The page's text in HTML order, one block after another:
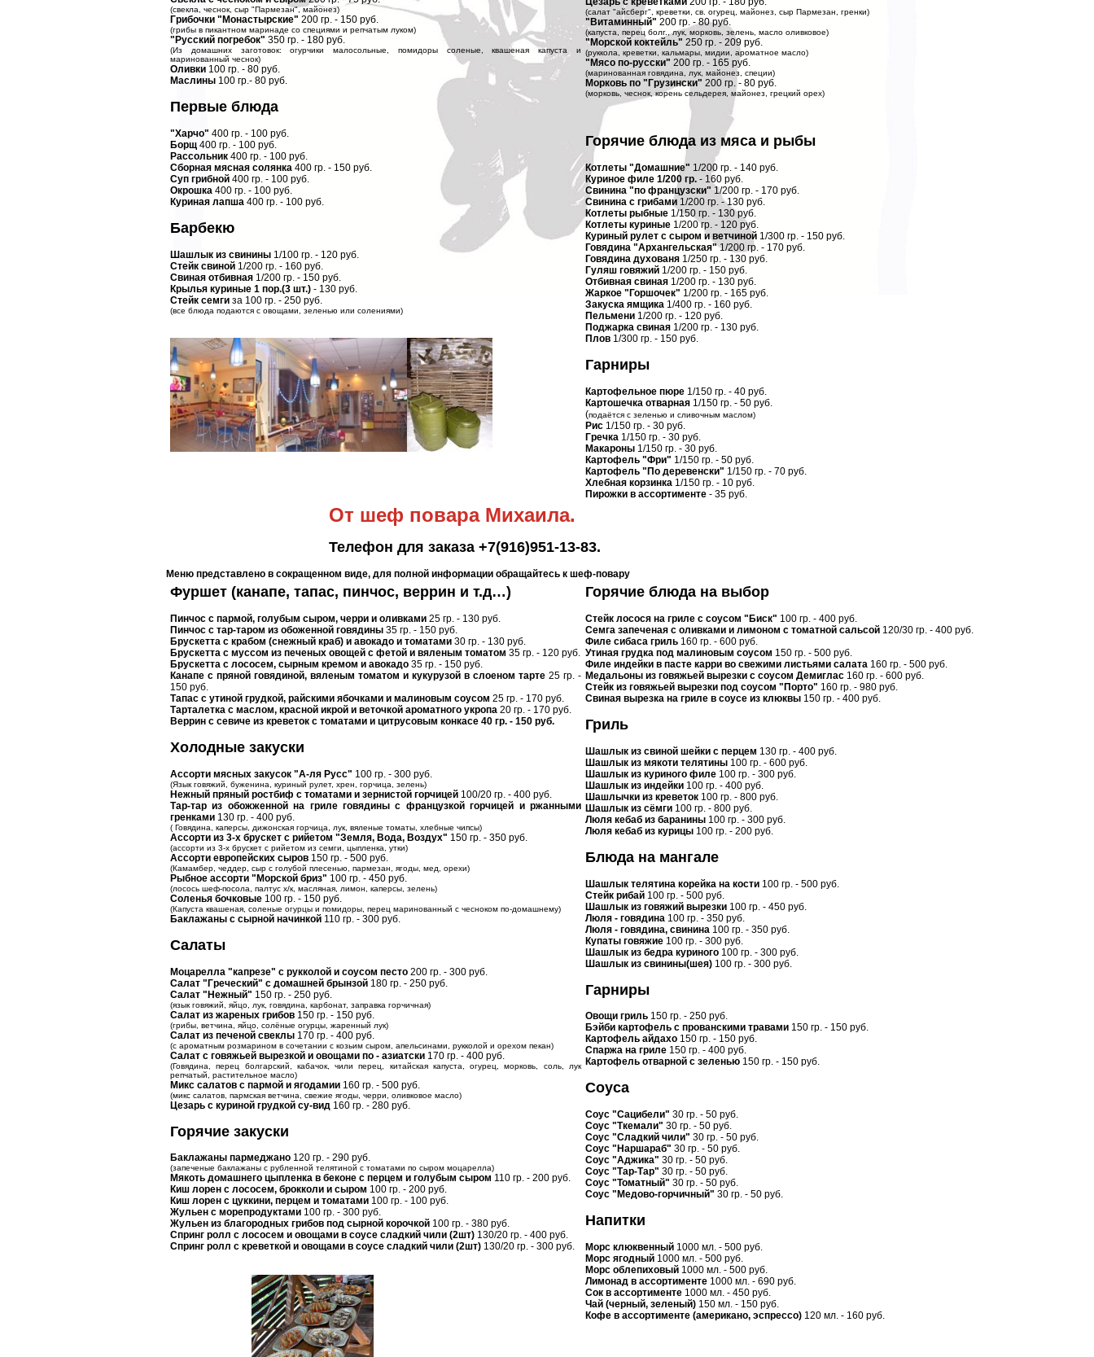
(свекла, чеснок, сыр "Пармезан", майонез)
Грибочки "Монастырские" 200 гр. - 150 руб.
(грибы в пикантном маринаде со специями и репчатым луком)
"Русский погребок" 350 гр. - 180 руб.
(Из домашних заготовок: огурчики малосольные, помидоры соленые, квашеная капуста и
маринованный чеснок)
Оливки 100 гр. - 80 руб.
Маслины 100 гр.- 80 руб.
Первые блюда
"Харчо" 400 гр. - 100 руб.
Борщ 400 гр. - 100 руб.
Рассольник 400 гр. - 100 руб.
Сборная мясная солянка 400 гр. - 150 руб.
Суп грибной 400 гр. - 100 руб.
Окрошка 400 гр. - 100 руб.
Куриная лапша 400 гр. - 100 руб.
Барбекю
Шашлык из свинины 1/100 гр. - 120 руб.
Стейк свиной 1/200 гр. - 160 руб.
Свиная отбивная 1/200 гр. - 150 руб.
Крылья куриные 1 пор.(3 шт.) - 130 руб.
Стейк семги за 100 гр. - 250 руб.
(все блюда подаются с овощами, зеленью или солениями)
(салат "айсберг", креветки, св. огурец, майонез, сыр Пармезан, гренки)
"Витаминный" 200 гр. - 80 руб.
(капуста, перец болг., лук, морковь, зелень, масло оливковое)
"Морской коктейль" 250 гр. - 209 руб.
(руккола, креветки, кальмары, мидии, ароматное масло)
"Мясо по-русски" 200 гр. - 165 руб.
(маринованная говядина, лук, майонез, специи)
Морковь по "Грузински" 200 гр. - 80 руб.
(морковь, чеснок, корень сельдерея, майонез, грецкий орех)
Горячие блюда из мяса и рыбы
Котлеты "Домашние" 1/200 гр. - 140 руб.
Куриное филе 1/200 гр. - 160 руб.
Свинина "по французски" 1/200 гр. - 170 руб.
Свинина с грибами 1/200 гр. - 130 руб.
Котлеты рыбные 1/150 гр. - 130 руб.
Котлеты куриные 1/200 гр. - 120 руб.
Куриный рулет с сыром и ветчиной 1/300 гр. - 150 руб.
Говядина "Архангельская"1/200 гр. - 170 руб.
Говядина духованя 1/250 гр. - 130 руб.
Гуляш говяжий 1/200 гр. - 150 руб.
Отбивная свиная 1/200 гр. - 130 руб.
Жаркое "Горшочек" 1/200 гр. - 165 руб.
Закуска ямщика 1/400 гр. - 160 руб.
Пельмени 1/200 гр. - 120 руб.
Поджарка свиная 1/200 гр. - 130 руб.
Плов 1/300 гр. - 150 руб.
Гарниры
Картофельное пюре 1/150 гр. - 40 руб.
Картошечка отварная 1/150 гр. - 50 руб.
(подаётся с зеленью и сливочным маслом)
Рис 1/150 гр. - 30 руб.
Гречка 1/150 гр. - 30 руб.
Макароны 1/150 гр. - 30 руб.
Картофель "Фри" 1/150 гр. - 50 руб.
Картофель "По деревенски" 1/150 гр. - 70 руб.
Хлебная корзинка 1/150 гр. - 10 руб.
Пирожки в ассортименте - 35 руб.
От шеф повара Михаила.
Телефон для заказа +7(916)951-13-83.
Меню представлено в сокращенном виде, для полной информации обращайтесь к шеф-повару
Фуршет (канапе, тапас, пинчос, веррин и т.д…)
Пинчос с пармой, голубым сыром, черри и оливками 25 гр. - 130 руб.
Пинчос с тар-таром из обоженной говядины 35 гр. - 150 руб.
Брускетта с крабом (снежный краб) и авокадо и томатами 30 гр. - 130 руб.
Брускетта с муссом из печеных овощей с фетой и вяленым томатом 35 гр. - 120 руб.
Брускетта с лососем, сырным кремом и авокадо 35 гр. - 150 руб.
Канапе с пряной говядиной, вяленым томатом и кукурузой в слоеном тарте 25 гр. -
150 руб.
Тапас с утиной грудкой, райскими ябочками и малиновым соусом 25 гр. - 170 руб.
Тарталетка с маслом, красной икрой и веточкой ароматного укропа 20 гр. - 170 руб.
Веррин с севиче из креветок с томатами и цитрусовым конкасе 40 гр. - 150 руб.
Холодные закуски
Ассорти мясных закусок "А-ля Русс" 100 гр. - 300 руб.
(Язык говяжий, буженина, куриный рулет, хрен, горчица, зелень)
Нежный пряный ростбиф с томатами и зернистой горчицей 100/20 гр. - 400 руб.
Тар-тар из обожженной на гриле говядины с французкой горчицей и ржанными
гренками 130 гр. - 400 руб.
( Говядина, каперсы, дижонская горчица, лук, вяленые томаты, хлебные чипсы)
Ассорти из 3-х брускет с рийетом "Земля, Вода, Воздух" 150 гр. - 350 руб.
(ассорти из 3-х брускет с рийетом из семги, цыпленка, утки)
Ассорти европейских сыров 150 гр. - 500 руб.
(Камамбер, чеддер, сыр с голубой плесенью, пармезан, ягоды, мед, орехи)
Рыбное ассорти "Морской бриз" 100 гр. - 450 руб.
(лосось шеф-посола, палтус х/к, масляная, лимон, каперсы, зелень)
Соленья бочковые 100 гр. - 150 руб.
(Капуста квашеная, соленые огурцы и помидоры, перец маринованный с чесноком по-домашнему)
Баклажаны с сырной начинкой 110 гр. - 300 руб.
Салаты
Моцарелла "капрезе" с рукколой и соусом песто 200 гр. - 300 руб.
Салат "Греческий" с домашней брынзой 180 гр. - 250 руб.
Салат "Нежный" 150 гр. - 250 руб.
(язык говяжий, яйцо, лук, говядина, карбонат, заправка горчичная)
Салат из жареных грибов 150 гр. - 150 руб.
(грибы, ветчина, яйцо, солёные огурцы, жаренный лук)
Салат из печеной свеклы 170 гр. - 400 руб.
(с ароматным розмарином в сочетании с козьим сыром, апельсинами, рукколой и орехом пекан)
Салат с говяжьей вырезкой и овощами по - азиатски 170 гр. - 400 руб.
(Говядина, перец болгарский, кабачок, чили перец, китайская капуста, огурец, морковь, соль, лук
репчатый, растительное масло)
Микс салатов с пармой и ягодамии 160 гр. - 500 руб.
(микс салатов, пармская ветчина, свежие ягоды, черри, оливковое масло)
Цезарь с куриной грудкой су-вид 160 гр. - 280 руб.
Горячие закуски
Баклажаны пармеджано 120 гр. - 290 руб.
(запеченые баклажаны с рубленной телятиной с томатами по сыром моцарелла)
Мякоть домашнего цыпленка в беконе с перцем и голубым сыром 110 гр. - 200 руб.
Киш лорен с лососем, брокколи и сыром 100 гр. - 200 руб.
Киш лорен с цуккини, перцем и томатами 100 гр. - 100 руб.
Жульен с морепродуктами 100 гр. - 300 руб.
Жульен из благородных грибов под сырной корочкой 100 гр. - 380 руб.
Спринг ролл с лососем и овощами в соусе сладкий чили (2шт) 130/20 гр. - 400 руб.
Спринг ролл с креветкой и овощами в соусе сладкий чили (2шт) 130/20 гр. - 300 руб.
Горячие блюда на выбор
Стейк лосося на гриле с соусом "Биск" 100 гр. - 400 руб.
Семга запеченая с оливками и лимоном с томатной сальсой 120/30 гр. - 400 руб.
Филе сибаса гриль 160 гр. - 600 руб.
Утиная грудка под малиновым соусом 150 гр. - 500 руб.
Филе индейки в пасте карри во свежими листьями салата 160 гр. - 500 руб.
Медальоны из говяжьей вырезки с соусом Демиглас 160 гр. - 600 руб.
Стейк из говяжьей вырезки под соусом "Порто" 160 гр. - 980 руб.
Свиная вырезка на гриле в соусе из клюквы 150 гр. - 400 руб.
Гриль
Шашлык из свиной шейки с перцем 130 гр. - 400 руб.
Шашлык из мякоти телятины 100 гр. - 600 руб.
Шашлык из куриного филе 100 гр. - 300 руб.
Шашлык из индейки 100 гр. - 400 руб.
Шашлычки из креветок 100 гр. - 800 руб.
Шашлык из сёмги 100 гр. - 800 руб.
Люля кебаб из баранины 100 гр. - 300 руб.
Люля кебаб из курицы 100 гр. - 200 руб.
Блюда на мангале
Шашлык телятина корейка на кости 100 гр. - 500 руб.
Стейк рибай 100 гр. - 500 руб.
Шашлык из говяжий вырезки 100 гр. - 450 руб.
Люля - говядина 100 гр. - 350 руб.
Люля - говядина, свинина 100 гр. - 350 руб.
Купаты говяжие 100 гр. - 300 руб.
Шашлык из бедра куриного 100 гр. - 300 руб.
Шашлык из свинины(шея) 100 гр. - 300 руб.
Гарниры
Овощи гриль 150 гр. - 250 руб.
Бэйби картофель с прованскими травами 150 гр. - 150 руб.
Картофель айдахо 150 гр. - 150 руб.
Спаржа на гриле 150 гр. - 400 руб.
Картофель отварной с зеленью 150 гр. - 150 руб.
Соуса
Соус "Сацибели" 30 гр. - 50 руб.
Соус "Ткемали" 30 гр. - 50 руб.
Соус "Сладкий чили" 30 гр. - 50 руб.
Соус "Наршараб" 30 гр. - 50 руб.
Соус "Аджика" 30 гр. - 50 руб.
Соус "Тар-Тар" 30 гр. - 50 руб.
Соус "Томатный" 30 гр. - 50 руб.
Соус "Медово-горчичный" 30 гр. - 50 руб.
Напитки
Морс клюквенный 1000 мл. - 500 руб.
Морс ягодный 1000 мл. - 500 руб.
Морс облепиховый 1000 мл. - 500 руб.
Лимонад в ассортименте 1000 мл. - 690 руб.
Сок в ассортименте 1000 мл. - 450 руб.
Чай (черный, зеленый) 150 мл. - 150 руб.
Кофе в ассортименте (американо, эспрессо) 120 мл. - 160 руб.